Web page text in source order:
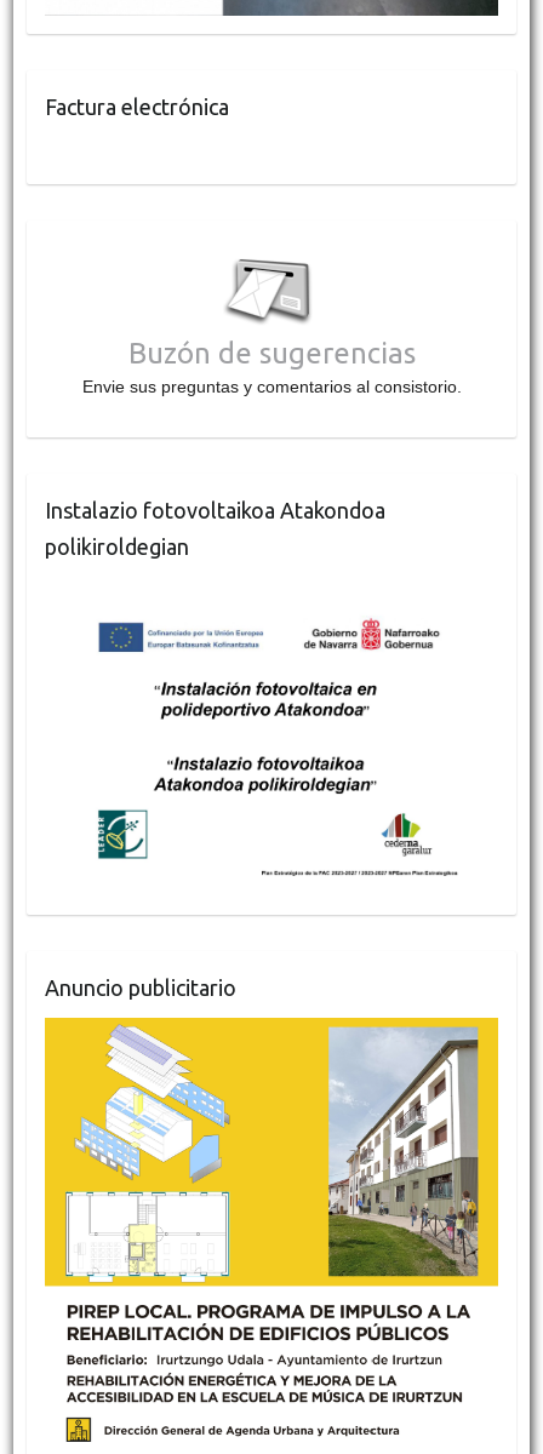
Factura electrónica
Buzón de sugerencias
Envie sus preguntas y comentarios al consistorio.
Instalazio fotovoltaikoa Atakondoa
polikiroldegian
Anuncio publicitario